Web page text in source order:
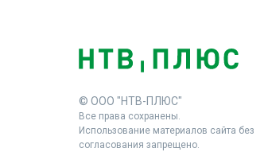
© ООО "НТВ-ПЛЮС"
Все права сохранены.
Использование материалов сайта без
согласования запрещено.